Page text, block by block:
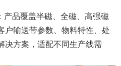
产品覆盖半磁、全磁、高强磁
户输送带参数、物料特性、处
决方案，适配不同生产线需